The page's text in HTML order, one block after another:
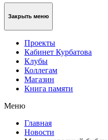
Закрыть меню
Проекты
Кабинет Курбатова
Клубы
Коллегам
Магазин
Книга памяти
Меню
Главная
Новости